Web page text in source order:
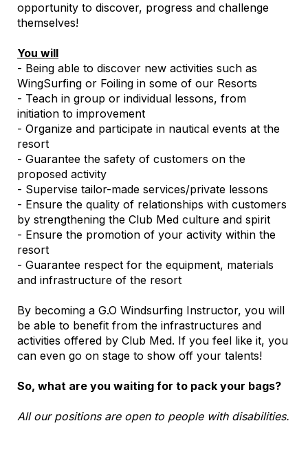
opportunity to discover, progress and challenge
themselves!
You will
- Being able to discover new activities such as
WingSurfing or Foiling in some of our Resorts
- Teach in group or individual lessons, from
initiation to improvement
- Organize and participate in nautical events at the
resort
- Guarantee the safety of customers on the
proposed activity
- Supervise tailor-made services/private lessons
- Ensure the quality of relationships with customers
by strengthening the Club Med culture and spirit
- Ensure the promotion of your activity within the
resort
- Guarantee respect for the equipment, materials
and infrastructure of the resort
By becoming a G.O Windsurfing Instructor, you will
be able to benefit from the infrastructures and
activities offered by Club Med. If you feel like it, you
can even go on stage to show off your talents!
So, what are you waiting for to pack your bags?
All our positions are open to people with disabilities.